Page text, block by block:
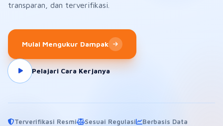
transparan, dan terverifikasi.
Mulai Mengukur Dampak
Pelajari Cara Kerjanya
Terverifikasi Resmi Sesuai Regulasi Berbasis Data